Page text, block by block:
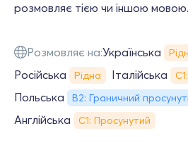
розмовляє тією чи іншою мовою.
Розмовляє на:Українська
Російська Рідна Італійська
Польська B2: Граничний
Англійська С1: Просунутий